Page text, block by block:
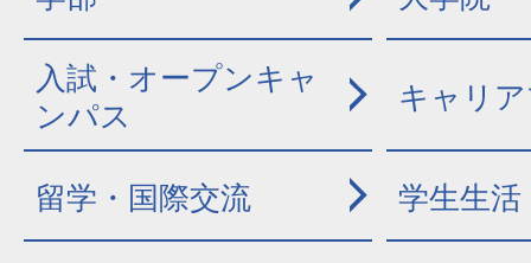
入試・オープンキャ
ンパス
キャリ
留学・国際交流 学生生活